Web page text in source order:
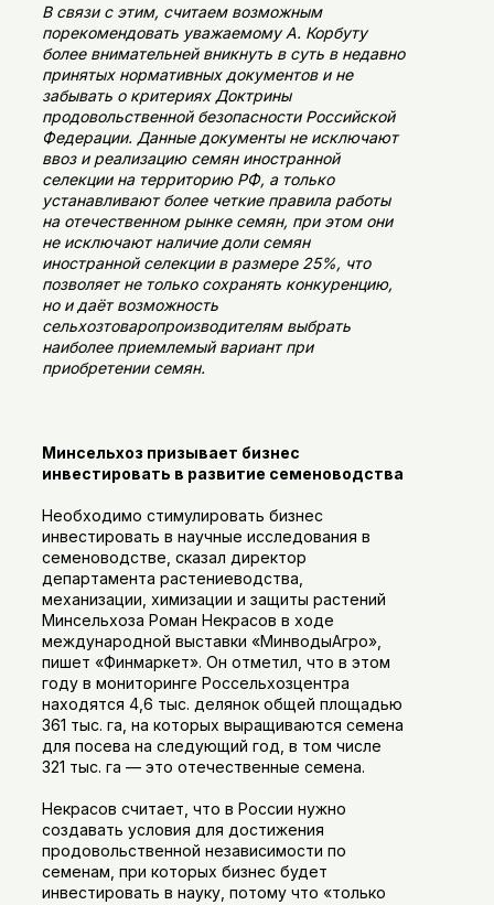
В связи с этим, считаем возможным
порекомендовать уважаемому А. Корбуту
более внимательней вникнуть в суть в недавно
принятых нормативных документов и не
забывать о критериях Доктрины
продовольственной безопасности Российской
Федерации. Данные документы не исключают
ввоз и реализацию семян иностранной
селекции на территорию РФ, а только
устанавливают более четкие правила работы
на отечественном рынке семян, при этом они
не исключают наличие доли семян
иностранной селекции в размере 25%, что
позволяет не только сохранять конкуренцию,
но и даёт возможность
сельхозтоваропроизводителям выбрать
наиболее приемлемый вариант при
приобретении семян.
Минсельхоз призывает бизнес
инвестировать в развитие семеноводства
Необходимо стимулировать бизнес
инвестировать в научные исследования в
семеноводстве, сказал директор
департамента растениеводства,
механизации, химизации и защиты растений
Минсельхоза Роман Некрасов в ходе
международной выставки «МинводыАгро»,
пишет «Финмаркет». Он отметил, что в этом
году в мониторинге Россельхозцентра
находятся 4,6 тыс. делянок общей площадью
361 тыс. га, на которых выращиваются семена
для посева на следующий год, в том числе
321 тыс. га — это отечественные семена.
Некрасов считает, что в России нужно
создавать условия для достижения
продовольственной независимости по
семенам, при которых бизнес будет
инвестировать в науку, потому что «только